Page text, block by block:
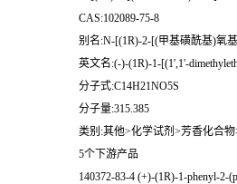
CAS:102089-75-8
别名:N-[(1R)-2-[(甲基磺酰基)氧
英文名:(-)-(1R)-1-[(1',1'-
分子式:C14H21NO5S
分子量:315.385
类别:其他>化学试剂>芳香化合物
5个下游产品
140372-83-4 (+)-(1R)-1-phenyl-2-